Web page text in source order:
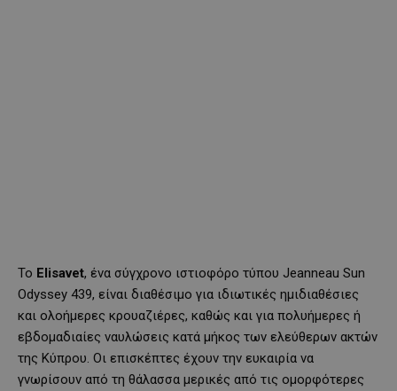
Το Elisavet, ένα σύγχρονο ιστιοφόρο τύπου Jeanneau Sun
Odyssey 439, είναι διαθέσιμο για ιδιωτικές ημιδιαθέσιες
και ολοήμερες κρουαζιέρες, καθώς και για πολυήμερες ή
εβδομαδιαίες ναυλώσεις κατά μήκος των ελεύθερων ακτών
της Κύπρου. Οι επισκέπτες έχουν την ευκαιρία να
γνωρίσουν από τη θάλασσα μερικές από τις ομορφότερες